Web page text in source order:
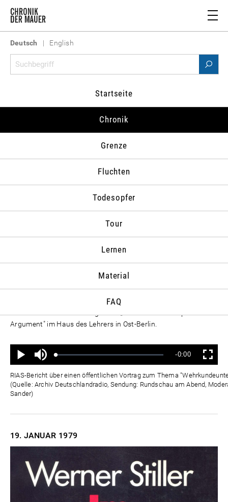
Deutsch | English
Startseite
Chronik
Grenze
Fluchten
Todesopfer
Tour
Lernen
Material
FAQ
1981
17. JANUAR 1979
Der wehrpolitische Unterricht stoße auf zunehmendes
Interesse der Schüler. Das berichtet Oberstleutnant Liebusch
von der Militärpolitischen Hochschule „Wilhelm Pieck" im
Argument" im Haus des Lehrers in Ost-Berlin.
Wiedergabe
Ton
aus
Geladen:
Status:
Verbleibende
Zeit
-0:00 Vollbild
RIAS-Bericht über einen öffentlichen Vortrag zum Thema
(Quelle: Archiv Deutschlandradio, Sendung: Rundschau am Abend,
Sander)
19. JANUAR 1979